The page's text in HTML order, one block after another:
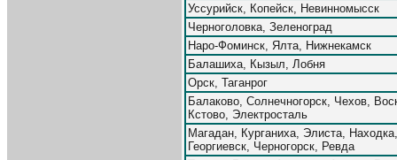
Уссурийск, Копейск, Невинномысск
Черноголовка, Зеленоград
Наро-Фоминск, Ялта, Нижнекамск
Балашиха, Кызыл, Лобня
Орск, Таганрог
Балаково, Солнечногорск, Чехов,
Кстово, Электросталь
Магадан, Курганиха, Элиста,
Георгиевск, Черногорск, Ревда